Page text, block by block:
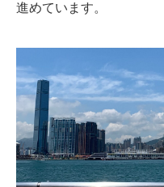
進めています。